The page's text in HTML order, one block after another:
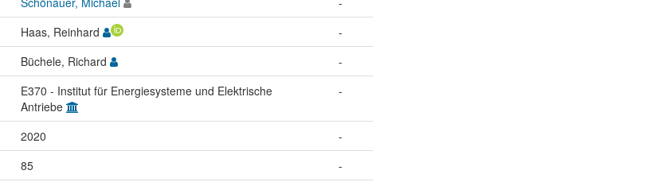
Haas, Reinhard
-
Büchele, Richard
-
E370 - Institut für Energiesysteme und Elektrische
Antriebe
-
2020
-
85
-